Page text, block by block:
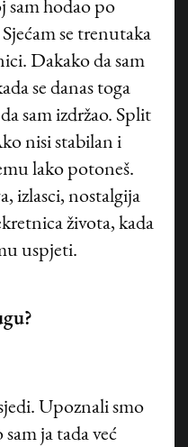
sam hodao po
se trenutaka
Dakako da sam
se danas toga
sam izdržao. Split
nisi stabilan i
lako potoneš.
izlasci, nostalgija
života, kada
uspjeti.
Upoznali smo
ja tada već